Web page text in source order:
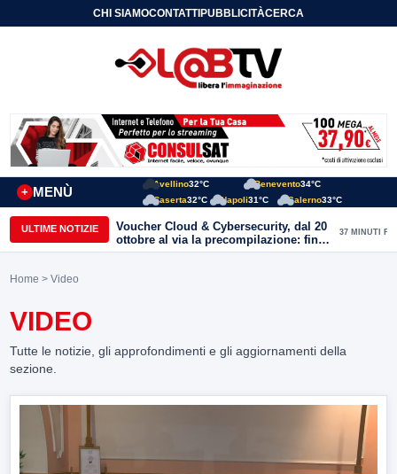
CHI SIAMOCONTATTIPUBBLICITÀCERCA
MENÙ
+
Avellino32°C Benevento34°C
Caserta32°C Napoli31°C Salerno33°C
ULTIME NOTIZIE
Voucher Cloud & Cybersecurity, dal 20
ottobre al via la precompilazione: fino
a 20mila euro a fondo perduto per
37 MINUTI FA
Home > Video
VIDEO
Tutte le notizie, gli approfondimenti e gli aggiornamenti della
sezione.